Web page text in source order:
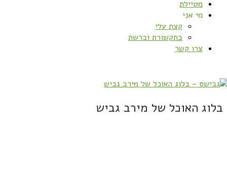
מטיילת
מי אני
קצת עלי
בתקשורת וברשת
צרו קשר
בלוג האוכל של מירב גביש